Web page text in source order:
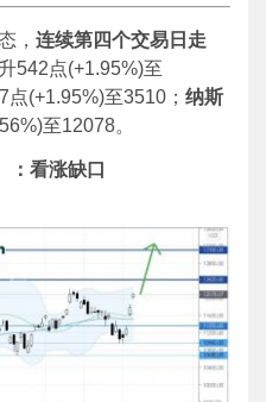
， 连续第四个交易日走
542点(+1.95%)至
点(+1.95%)至3510； 纳斯
至12078。
：看涨缺口